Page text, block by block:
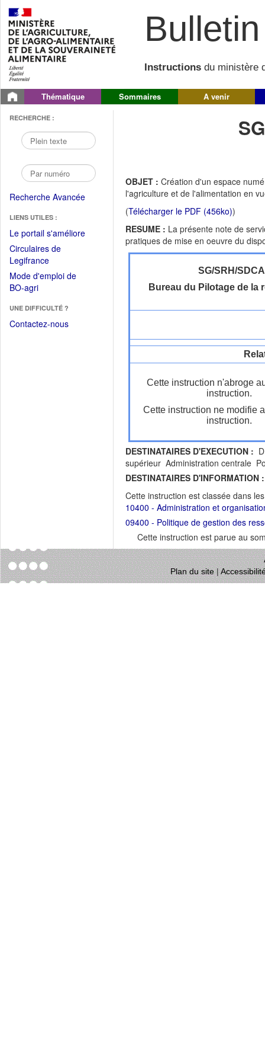
Instructions du ministère
Thématique Sommaires A venir
RECHERCHE :
Recherche Avancée
LIENS UTILES :
Le portail s'améliore(Fichier
Circulaires de
Legifrance(Ouvrir
dans
une
fenêtre)
Mode d'emploi de
BO-agri(Ouvrir
une
nouvelle
UNE DIFFICULTÉ ?
Contactez-nous
OBJET : Création d'un espace
l'agriculture et de l'alimentation en
(Télécharger le PDF (456ko))
RESUME : La présente note de
pratiques de mise en oeuvre du
SG/SRH/
Bureau du Pilotage de la
Cette instruction n'abroge
instruction.
Cette instruction ne modifie
instruction.
DESTINATAIRES D'EXECUTION :
supérieur Administration centrale
DESTINATAIRES D'INFORMATION :
Cette instruction est classée dans
10400 - Administration et
09400 - Politique de gestion des
Cette instruction est parue au
Plan du site|